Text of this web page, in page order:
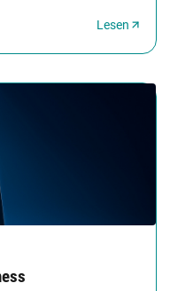
Lesen